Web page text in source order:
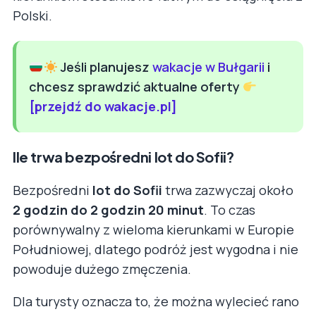
Polski.
Jeśli planujesz wakacje w Bułgarii i
chcesz sprawdzić aktualne oferty
[przejdź do wakacje.pl]
Ile trwa bezpośredni lot do Sofii?
Bezpośredni lot do Sofii trwa zazwyczaj około
2 godzin do 2 godzin 20 minut. To czas
porównywalny z wieloma kierunkami w Europie
Południowej, dlatego podróż jest wygodna i nie
powoduje dużego zmęczenia.
Dla turysty oznacza to, że można wylecieć rano